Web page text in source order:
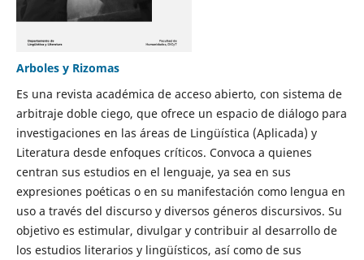
Arboles y Rizomas
Es una revista académica de acceso abierto, con sistema de
arbitraje doble ciego, que ofrece un espacio de diálogo para
investigaciones en las áreas de Lingüística (Aplicada) y
Literatura desde enfoques críticos. Convoca a quienes
centran sus estudios en el lenguaje, ya sea en sus
expresiones poéticas o en su manifestación como lengua en
uso a través del discurso y diversos géneros discursivos. Su
objetivo es estimular, divulgar y contribuir al desarrollo de
los estudios literarios y lingüísticos, así como de sus